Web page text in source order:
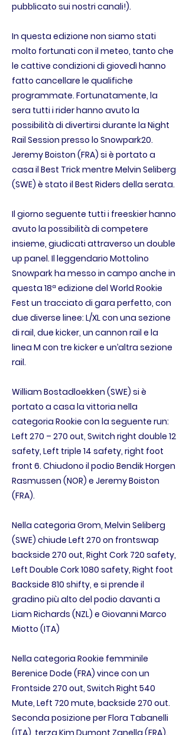
pubblicato sui nostri canali!).
In questa edizione non siamo stati
molto fortunati con il meteo, tanto che
le cattive condizioni di giovedì hanno
fatto cancellare le qualifiche
programmate. Fortunatamente, la
sera tutti i rider hanno avuto la
possibilità di divertirsi durante la Night
Rail Session presso lo Snowpark20.
Jeremy Boiston (FRA) si è portato a
casa il Best Trick mentre Melvin Seliberg
(SWE) è stato il Best Riders della serata.
Il giorno seguente tutti i freeskier hanno
avuto la possibilità di competere
insieme, giudicati attraverso un double
up panel. Il leggendario Mottolino
Snowpark ha messo in campo anche in
questa 18ª edizione del World Rookie
Fest un tracciato di gara perfetto, con
due diverse linee: L/XL con una sezione
di rail, due kicker, un cannon rail e la
linea M con tre kicker e un’altra sezione
rail.
William Bostadloekken (SWE) si è
portato a casa la vittoria nella
categoria Rookie con la seguente run:
Left 270 – 270 out, Switch right double 12
safety, Left triple 14 safety, right foot
front 6. Chiudono il podio Bendik Horgen
Rasmussen (NOR) e Jeremy Boiston
(FRA).
Nella categoria Grom, Melvin Seliberg
(SWE) chiude Left 270 on frontswap
backside 270 out, Right Cork 720 safety,
Left Double Cork 1080 safety, Right foot
Backside 810 shifty, e si prende il
gradino più alto del podio davanti a
Liam Richards (NZL) e Giovanni Marco
Miotto (ITA)
Nella categoria Rookie femminile
Berenice Dode (FRA) vince con un
Frontside 270 out, Switch Right 540
Mute, Left 720 mute, backside 270 out.
Seconda posizione per Flora Tabanelli
(ITA), terza Kim Dumont Zanella (FRA).